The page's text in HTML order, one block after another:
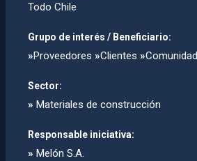
Todo Chile
Grupo de interés / Beneficiario:
»Proveedores »Clientes »Comunidad
Sector:
» Materiales de construcción
Responsable iniciativa:
» Melón S.A.